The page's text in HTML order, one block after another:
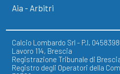
Aia - Arbitri
Calcio Lombardo Srl - P.I.
Lavoro 114, Brescia
Registrazione Tribunale di
Registro degli Operatori della